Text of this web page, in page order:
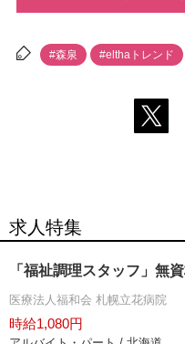
#森泉 #elthaトレンド
求人特集
「福祉調理スタッフ」無
医療法人福和会 札幌立花病院
時給1,080円